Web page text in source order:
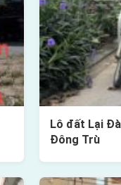
Lô đất Lại
Đông Trù